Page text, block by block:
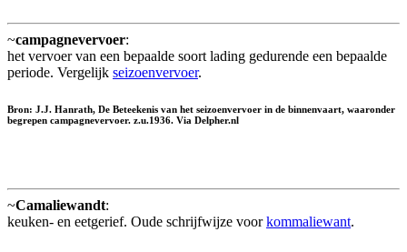
~campagnevervoer:
het vervoer van een bepaalde soort lading gedurende een bepaalde
periode. Vergelijk seizoenvervoer.
Bron: J.J. Hanrath, De Beteekenis van het seizoenvervoer in de binnenvaart, waaronder
begrepen campagnevervoer. z.u.1936. Via Delpher.nl
~Camaliewandt:
keuken- en eetgerief. Oude schrijfwijze voorkommaliewant.